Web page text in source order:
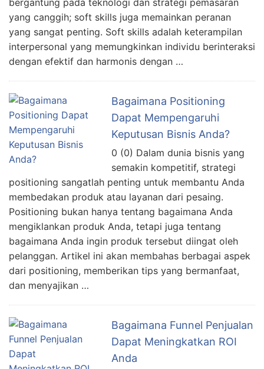
bergantung pada teknologi dan strategi pemasaran
yang canggih; soft skills juga memainkan peranan
yang sangat penting. Soft skills adalah keterampilan
interpersonal yang memungkinkan individu berinteraksi
dengan efektif dan harmonis dengan …
Bagaimana Positioning
Dapat Mempengaruhi
Keputusan Bisnis Anda?
0 (0) Dalam dunia bisnis yang
semakin kompetitif, strategi
positioning sangatlah penting untuk membantu Anda
membedakan produk atau layanan dari pesaing.
Positioning bukan hanya tentang bagaimana Anda
mengiklankan produk Anda, tetapi juga tentang
bagaimana Anda ingin produk tersebut diingat oleh
pelanggan. Artikel ini akan membahas berbagai aspek
dari positioning, memberikan tips yang bermanfaat,
dan menyajikan …
Bagaimana Funnel Penjualan
Dapat Meningkatkan ROI
Anda